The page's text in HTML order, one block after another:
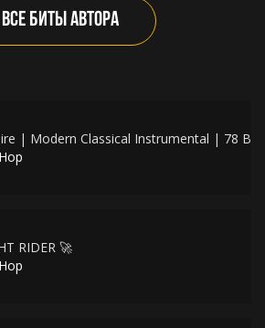
ВСЕ БИТЫ АВТОРА
| Modern Classical Instrumental | 78
RIDER 🚀